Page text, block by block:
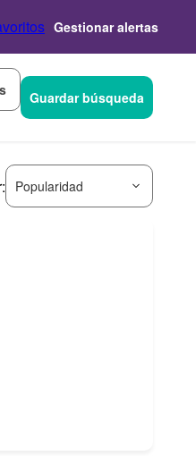
Gestionar alertas
Guardar búsqueda
Popularidad